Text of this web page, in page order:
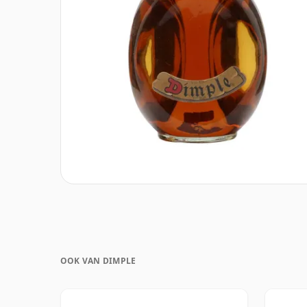
OOK VAN DIMPLE